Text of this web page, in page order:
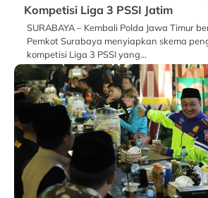
Kompetisi Liga 3 PSSI Jatim
SURABAYA – Kembali Polda Jawa Timur
Pemkot Surabaya menyiapkan skema
kompetisi Liga 3 PSSI yang…